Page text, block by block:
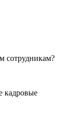
сотрудникам?
кадровые